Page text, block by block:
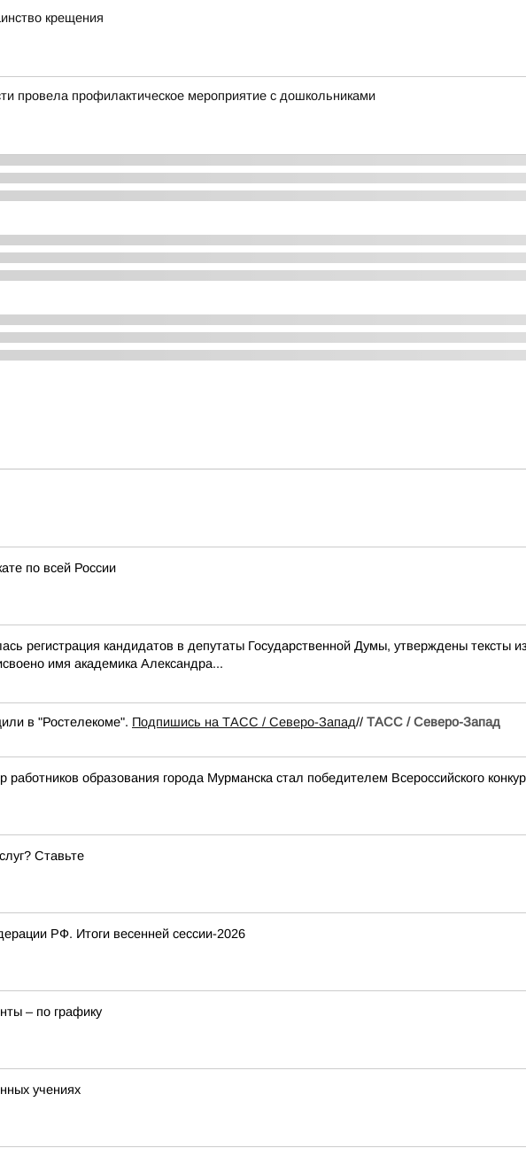
крещения
провела профилактическое мероприятие с дошкольниками
по всей России
регистрация кандидатов в депутаты Государственной Думы, утверждены тексты
имя академика Александра...
в "Ростелекоме". Подпишись на ТАСС / Северо-Запад// ТАСС / Северо-Запад
образования города Мурманска стал победителем Всероссийского
Ставьте
РФ. Итоги весенней сессии-2026
– по графику
учениях